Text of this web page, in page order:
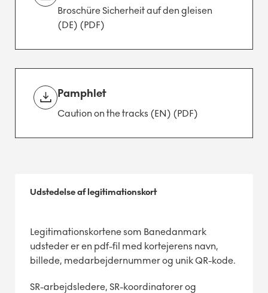
Broschüre Sicherheit auf den gleisen
(DE) (PDF)
Pamphlet
Caution on the tracks (EN) (PDF)
Udstedelse af legitimationskort
Legitimationskortene som Banedanmark
udsteder er en pdf-fil med kortejerens navn,
billede, medarbejdernummer og unik QR-kode.
SR-arbejdsledere, SR-koordinatorer og